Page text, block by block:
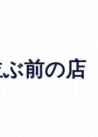
前の店